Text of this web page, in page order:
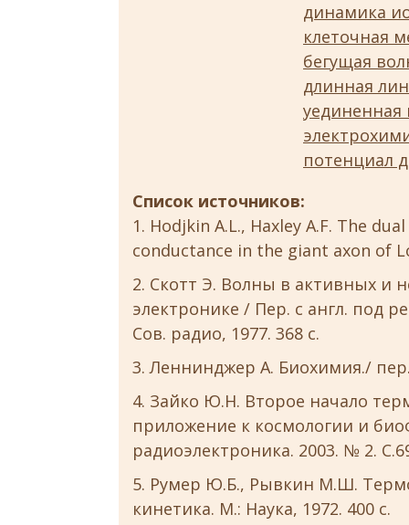
динамика
клеточная
бегущая
длинная
уединенная
потенциал
Список источников:
Hodjkin A.L., Haxley A.F. The
conductance in the giant axon of
Скотт Э. Волны в активных и
электронике / Пер. с англ. под
Сов. радио, 1977. 368 с.
Леннинджер А. Биохимия./
Зайко Ю.Н. Второе начало
приложение к космологии и
радиоэлектроника. 2003. № 2.
Румер Ю.Б., Рывкин М.Ш.
кинетика. М.: Наука, 1972. 400 с.